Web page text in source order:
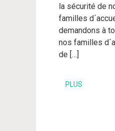
la sécurité de
familles
demandons à
nos familles
de […]
PLUS